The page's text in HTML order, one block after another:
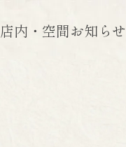
店内・空間お知らせ